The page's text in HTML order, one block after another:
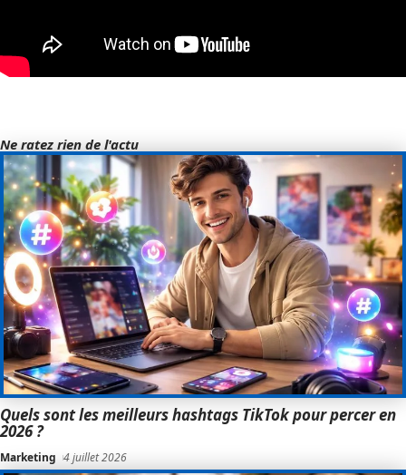
Ne ratez rien de l'actu
Quels sont les meilleurs hashtags TikTok pour percer en
2026 ?
Marketing 4 juillet 2026